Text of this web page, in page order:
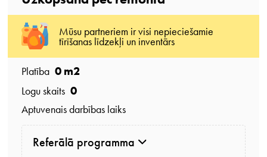
Mūsu partneriem ir visi nepieciešamie
tīrīšanas līdzekļi un inventārs
Platība 0m2
Logu skaits 0
Aptuvenais darbības laiks
Referālā programma